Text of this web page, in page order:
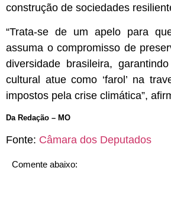
construção de sociedades
“Trata-se de um apelo para
assuma o compromisso de
diversidade brasileira,
cultural atue como ‘farol’ na
impostos pela crise climática”,
Da Redação – MO
Fonte: Câmara dos Deputados
Comente abaixo: